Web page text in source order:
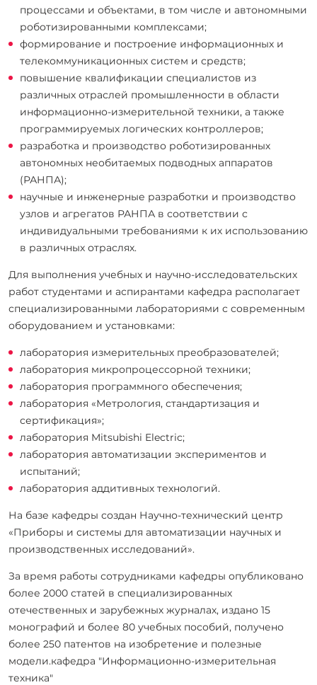
процессами и объектами, в том числе и автономными
роботизированными комплексами;
формирование и построение информационных и
телекоммуникационных систем и средств;
повышение квалификации специалистов из
различных отраслей промышленности в области
информационно-измерительной техники, а также
программируемых логических контроллеров;
разработка и производство роботизированных
автономных необитаемых подводных аппаратов
(РАНПА);
научные и инженерные разработки и производство
узлов и агрегатов РАНПА в соответствии с
индивидуальными требованиями к их использованию
в различных отраслях.
Для выполнения учебных и научно-исследовательских
работ студентами и аспирантами кафедра располагает
специализированными лабораториями с современным
оборудованием и установками:
лаборатория измерительных преобразователей;
лаборатория микропроцессорной техники;
лаборатория программного обеспечения;
лаборатория «Метрология, стандартизация и
сертификация»;
лаборатория Mitsubishi Electric;
лаборатория автоматизации экспериментов и
испытаний;
лаборатория аддитивных технологий.
На базе кафедры создан Научно-технический центр
«Приборы и системы для автоматизации научных и
производственных исследований».
За время работы сотрудниками кафедры опубликовано
более 2000 статей в специализированных
отечественных и зарубежных журналах, издано 15
монографий и более 80 учебных пособий, получено
более 250 патентов на изобретение и полезные
модели.кафедра "Информационно-измерительная
техника"